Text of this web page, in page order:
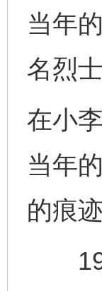
当年
名烈
在小
当年
的痕